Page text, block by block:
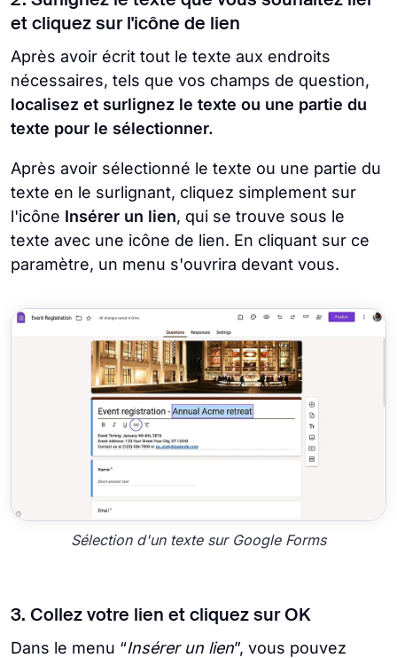
et cliquez sur l'icône de lien
Après avoir écrit tout le texte aux endroits
nécessaires, tels que vos champs de question,
localisez et surlignez le texte ou une partie du
texte pour le sélectionner.
Après avoir sélectionné le texte ou une partie du
texte en le surlignant, cliquez simplement sur
l'icône Insérer un lien, qui se trouve sous le
texte avec une icône de lien. En cliquant sur ce
paramètre, un menu s'ouvrira devant vous.
Sélection d'un texte sur Google Forms
3. Collez votre lien et cliquez sur OK
Dans le menu “Insérer un lien”, vous pouvez